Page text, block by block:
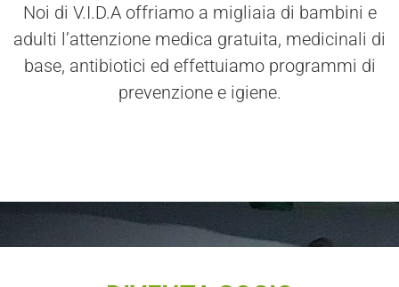
Noi di V.I.D.A offriamo a migliaia di bambini e
adulti l’attenzione medica gratuita, medicinali di
base, antibiotici ed effettuiamo programmi di
prevenzione e igiene.